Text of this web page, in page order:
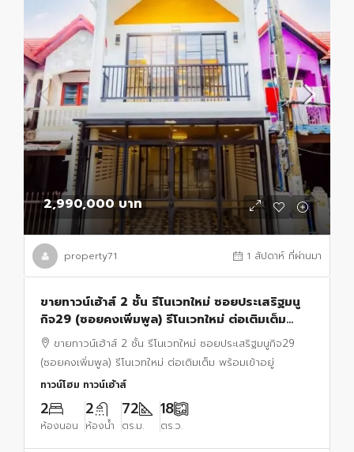
2,990,000 บาท
property71 1 สัปดาห์ ที่ผ่านมา
ขายทาวน์เฮ้าส์ 2 ชั้น รีโนเวทใหม่ ซอยประเสริฐมนู
กิจ29 (ซอยคงเพิ่มพูล) รีโนเวทใหม่ ต่อเติมเต็ม
พร้อมเข้าอยู่
ขายทาวน์เฮ้าส์ 2 ชั้น รีโนเวทใหม่ ซอยประเสริฐมนูกิจ29
(ซอยคงเพิ่มพูล) รีโนเวทใหม่ ต่อเติมเต็ม พร้อมเข้าอยู่
ทาวน์โฮม ทาวน์เฮ้าส์
2
ห้องนอน
2
ห้องน้ำ
72
ตร.ม.
18
ตร.ว.